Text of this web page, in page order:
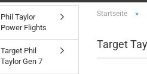
Startseite »
Target
Phil Taylor
Power Flights
Target Phil
Taylor Gen 7